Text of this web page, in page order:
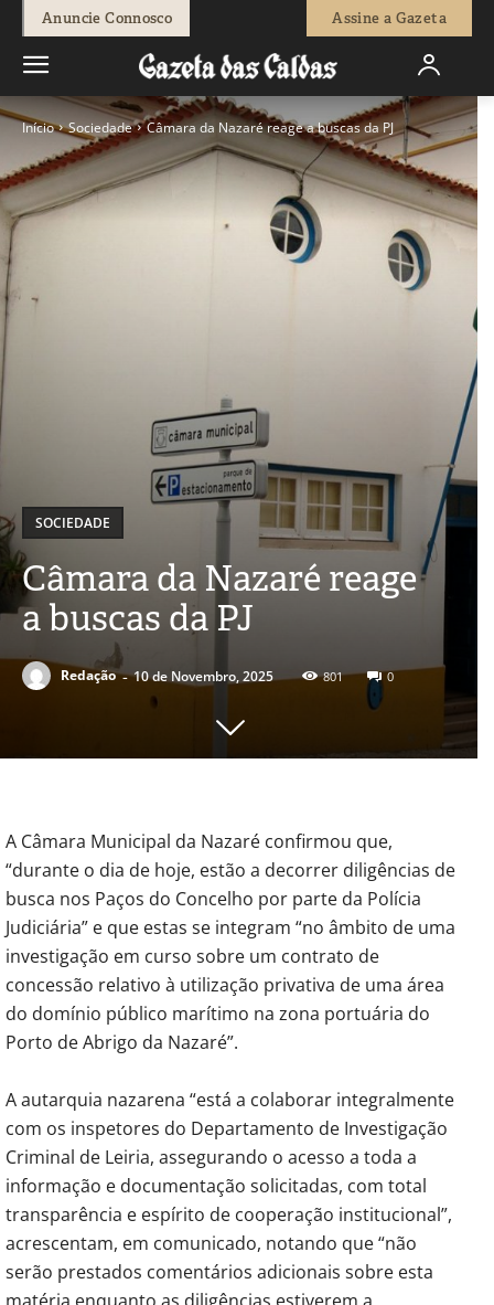
Anuncie Connosco Assine a Gazeta
Início Sociedade Câmara da Nazaré reage a buscas da PJ
SOCIEDADE
Câmara da Nazaré reage
a buscas da PJ
Redação - 10 de Novembro, 2025 801 0
A Câmara Municipal da Nazaré confirmou que,
“durante o dia de hoje, estão a decorrer diligências de
busca nos Paços do Concelho por parte da Polícia
Judiciária” e que estas se integram “no âmbito de uma
investigação em curso sobre um contrato de
concessão relativo à utilização privativa de uma área
do domínio público marítimo na zona portuária do
Porto de Abrigo da Nazaré”.
A autarquia nazarena “está a colaborar integralmente
com os inspetores do Departamento de Investigação
Criminal de Leiria, assegurando o acesso a toda a
informação e documentação solicitadas, com total
transparência e espírito de cooperação institucional”,
acrescentam, em comunicado, notando que “não
serão prestados comentários adicionais sobre esta